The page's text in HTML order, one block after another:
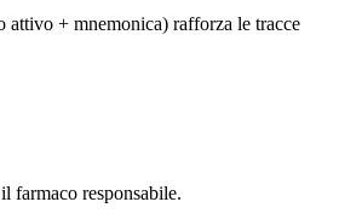
+ mnemonica) rafforza le tracce
farmaco responsabile.